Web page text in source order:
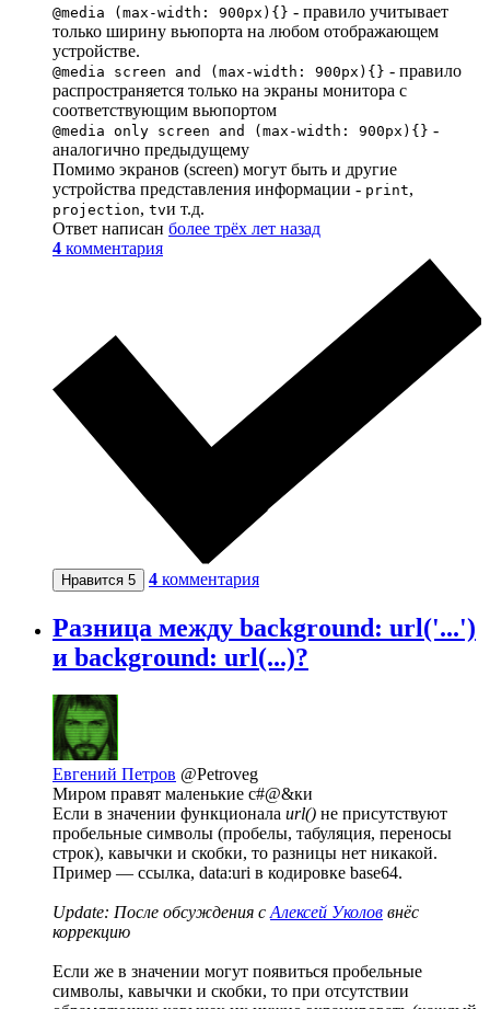
@media (max-width: 900px){} - правило учитывает
только ширину вьюпорта на любом отображающем
устройстве.
@media screen and (max-width: 900px){} - правило
распространяется только на экраны монитора с
соответствующим вьюпортом
@media only screen and (max-width: 900px){} -
аналогично предыдущему
Помимо экранов (screen) могут быть и другие
устройства представления информации - print,
projection, tvи т.д.
Ответ написан более трёх лет назад
4 комментария
Нравится 5 4 комментария
Разница между background: url('...')
и background: url(...)?
Евгений Петров @Petroveg
Миром правят маленькие с#@&ки
Если в значении функционала url() не присутствуют
пробельные символы (пробелы, табуляция, переносы
строк), кавычки и скобки, то разницы нет никакой.
Пример — ссылка, data:uri в кодировке base64.
Update: После обсуждения с Алексей Уколов внёс
коррекцию
Если же в значении могут появиться пробельные
символы, кавычки и скобки, то при отсутствии